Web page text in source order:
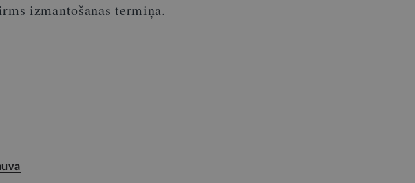
izmantošanas termiņa.